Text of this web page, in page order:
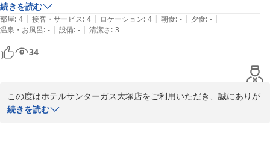
またのご利用をスタッフ一同、心よりお待ち申し上げております。
ホテルサンターガス大塚店
続きを読む
部屋: 4 | 接客・サービス: 4 | ロケーション: 4 | 朝食: - | 夕食: - |
温泉・お風呂: - | 設備: - | 清潔さ: 3
34
この度はホテルサンターガス大塚店をご利用いただき、誠にありが
とうございます。
大変嬉しく拝読いたしました。
続きを読む